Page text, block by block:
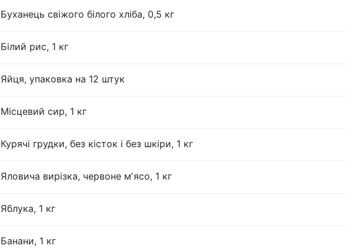
Буханець свіжого білого хліба, 0,5 кг
Білий рис, 1 кг
Яйця, упаковка на 12 штук
Місцевий сир, 1 кг
Курячі грудки, без кісток і без шкіри, 1 кг
Яловича вирізка, червоне мʼясо, 1 кг
Яблука, 1 кг
Банани, 1 кг